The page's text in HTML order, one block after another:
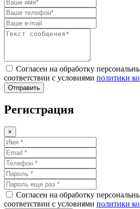
Согласен на обработку
соответствии с условиями политики
Отправить
Регистрация
×
Согласен на обработку
соответствии с условиями политики